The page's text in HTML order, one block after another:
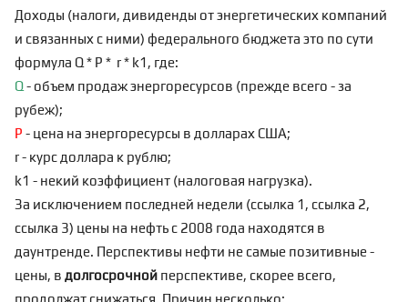
Доходы (налоги, дивиденды от энергетических компаний
и связанных с ними) федерального бюджета это по сути
формула Q * P * r * k1, где:
Q- объем продаж энергоресурсов (прежде всего - за
рубеж);
P - цена на энергоресурсы в долларах США;
r - курс доллара к рублю;
k1 - некий коэффициент (налоговая нагрузка).
За исключением последней недели (ссылка 1 , ссылка 2,
ссылка 3) цены на нефть с 2008 года находятся в
даунтренде. Перспективы нефти не самые позитивные -
цены, в долгосрочной перспективе, скорее всего,
продолжат снижаться. Причин несколько: